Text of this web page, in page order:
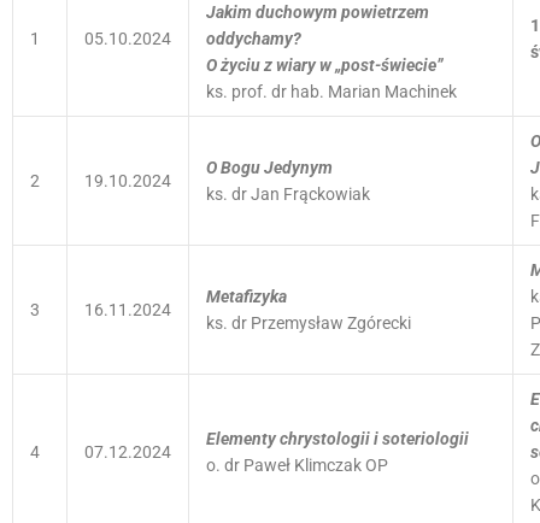
1 05.10.2024
Jakim duchowym powietrzem
oddychamy?
O życiu z wiary w „post-świecie”
ks. prof. dr hab. Marian Machinek
2 19.10.2024
O Bogu Jedynym
ks. dr Jan Frąckowiak
3 16.11.2024
Metafizyka
ks. dr Przemysław Zgórecki
4 07.12.2024
Elementy chrystologii i soteriologii
o. dr Paweł Klimczak OP